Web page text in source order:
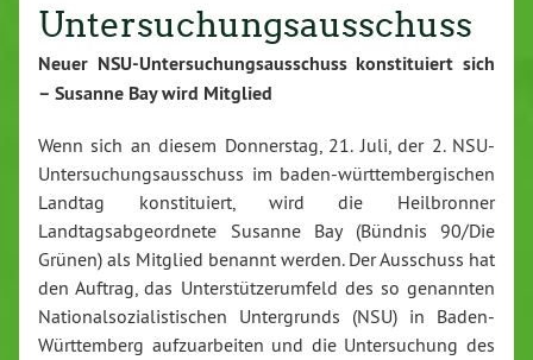
Untersuchungsausschuss
Neuer NSU-Untersuchungsausschuss konstituiert sich
– Susanne Bay wird Mitglied
Wenn sich an diesem Donnerstag, 21. Juli, der 2. NSU-
Untersuchungsausschuss im baden-württembergischen
Landtag konstituiert, wird die Heilbronner
Landtagsabgeordnete Susanne Bay (Bündnis 90/Die
Grünen) als Mitglied benannt werden. Der Ausschuss hat
den Auftrag, das Unterstützerumfeld des so genannten
Nationalsozialistischen Untergrunds (NSU) in Baden-
Württemberg aufzuarbeiten und die Untersuchung des